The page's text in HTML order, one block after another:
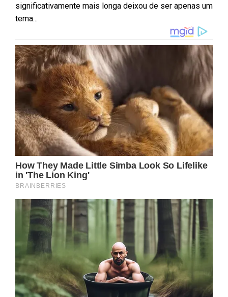
significativamente mais longa deixou de ser apenas um
tema...